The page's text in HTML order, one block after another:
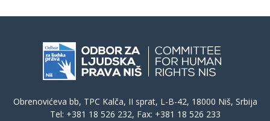
Obrenovićeva bb, TPC Kalča, II sprat, L-B-42, 18000 Niš, Srbija
Tel: +381 18 526 232, Fax: +381 18 526 233